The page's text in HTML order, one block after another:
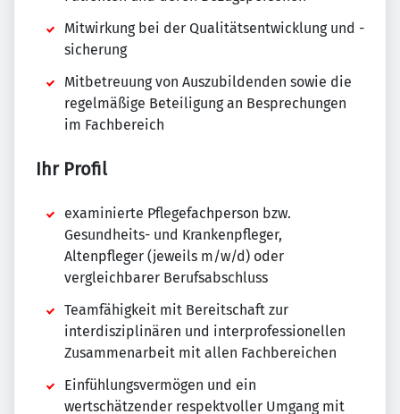
Mitwirkung bei der Qualitätsentwicklung und -
sicherung
Mitbetreuung von Auszubildenden sowie die
regelmäßige Beteiligung an Besprechungen
im Fachbereich
Ihr Profil
examinierte Pflegefachperson bzw.
Gesundheits- und Krankenpfleger,
Altenpfleger (jeweils m/w/d) oder
vergleichbarer Berufsabschluss
Teamfähigkeit mit Bereitschaft zur
interdisziplinären und interprofessionellen
Zusammenarbeit mit allen Fachbereichen
Einfühlungsvermögen und ein
wertschätzender respektvoller Umgang mit